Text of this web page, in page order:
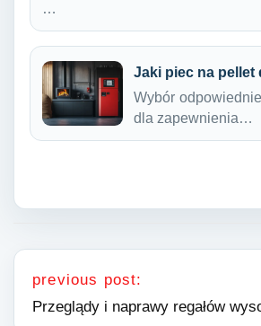
…
Jaki piec na pellet
Wybór
dla zapewnienia…
Nawigacja wpisu
previous post:
Przeglądy i naprawy regałów